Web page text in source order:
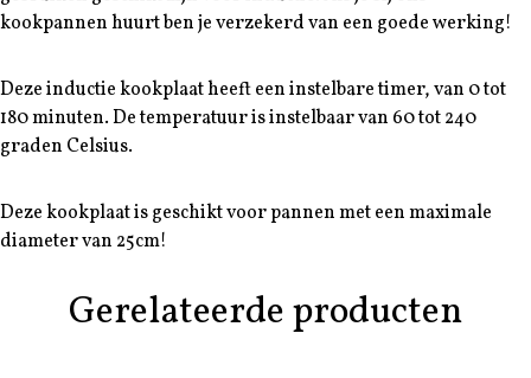
kookpannen huurt ben je verzekerd van een goede werking!
Deze inductie kookplaat heeft een instelbare timer, van 0 tot
180 minuten. De temperatuur is instelbaar van 60 tot 240
graden Celsius.
Deze kookplaat is geschikt voor pannen met een maximale
diameter van 25cm!
Gerelateerde producten